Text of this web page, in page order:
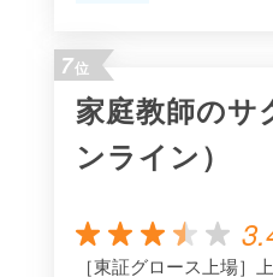
7位
家庭教師のサ
ンライン）
［東証グロース上場］